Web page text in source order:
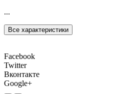
...
Все характеристики
Facebook
Twitter
Вконтакте
Google+